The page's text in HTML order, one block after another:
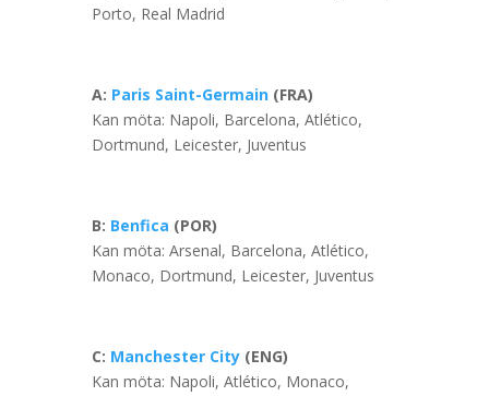
Porto, Real Madrid
A: Paris Saint-Germain (FRA)
Kan möta: Napoli, Barcelona, Atlético,
Dortmund, Leicester, Juventus
B: Benfica (POR)
Kan möta: Arsenal, Barcelona, Atlético,
Monaco, Dortmund, Leicester, Juventus
C: Manchester City (ENG)
Kan möta: Napoli, Atlético, Monaco,